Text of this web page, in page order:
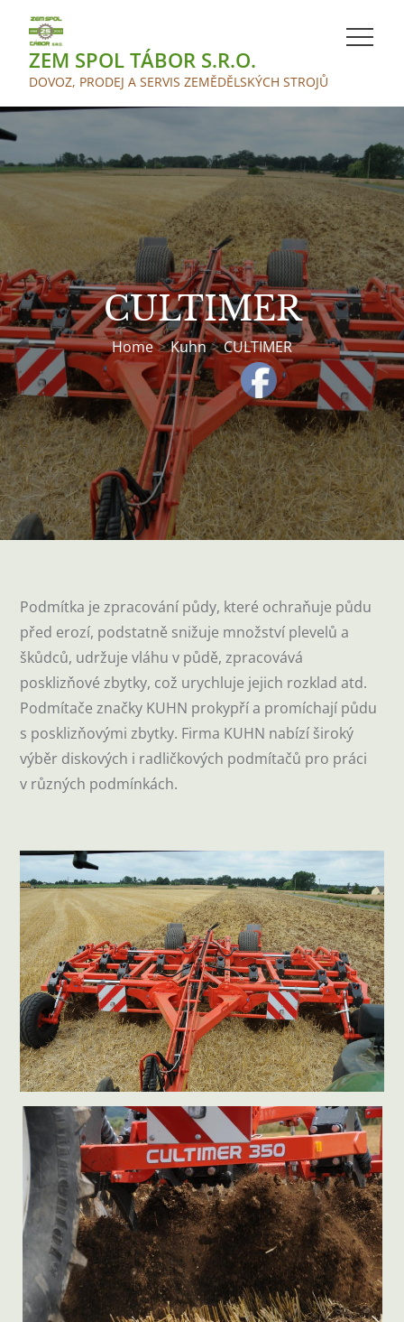
contentZEM SPOL TÁBOR S.R.O.
DOVOZ, PRODEJ A SERVIS ZEMĚDĚLSKÝCH STROJŮ
CULTIMER
Home Kuhn CULTIMER
Podmítka je zpracování půdy, které ochraňuje půdu
před erozí, podstatně snižuje množství plevelů a
škůdců, udržuje vláhu v půdě, zpracovává
posklizňové zbytky, což urychluje jejich rozklad atd.
Podmítače značky KUHN prokypří a promíchají půdu
s posklizňovými zbytky. Firma KUHN nabízí široký
výběr diskových i radličkových podmítačů pro práci
v různých podmínkách.